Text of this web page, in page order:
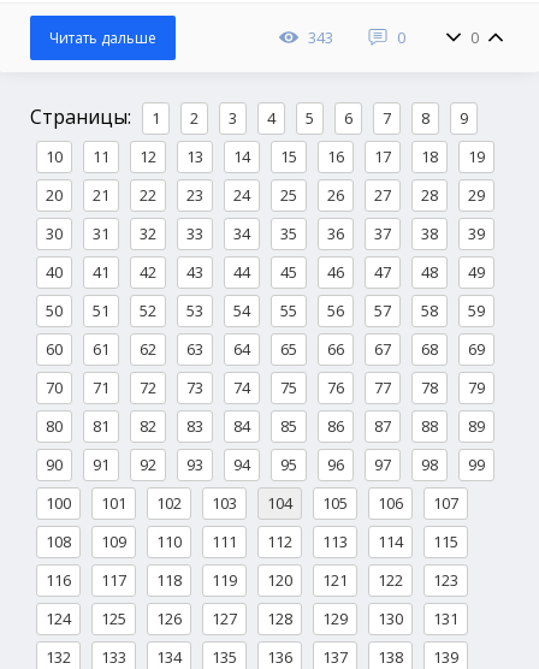
343 0 0
Читать дальше
Страницы: 1 2 3 4 5 6 7 8
9
10
11 12 13 14 15 16 17 18
19
20
21 22 23 24 25 26 27 28
29
30
31 32 33 34 35 36 37 38
39
40
41 42 43 44 45 46 47 48
49
50
51 52 53 54 55 56 57 58
59
60
61 62 63 64 65 66 67 68
69
70
71 72 73 74 75 76 77 78
79
80
81 82 83 84 85 86 87 88
89
90
91 92 93 94 95 96 97 98
99
100
101 102 103 104 105 106
107
108
109 110 111 112 113 114
115
116
117 118 119 120 121 122
123
124
125 126 127 128 129 130
131
132
133 134 135 136 137 138
139